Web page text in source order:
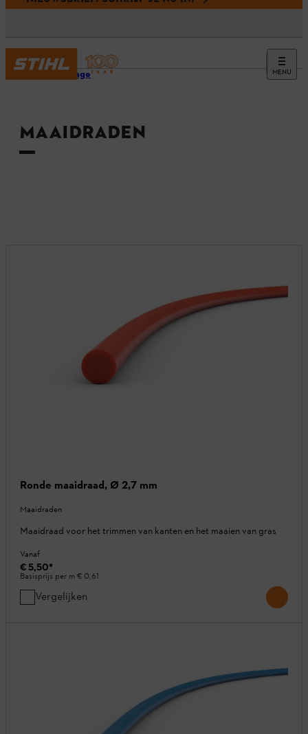
MENU
Homepage
MAAIDRADEN
Ronde maaidraad, Ø 2,7 mm
Maaidraden
Maaidraad voor het trimmen van kanten en het maaien van gras
Vanaf
€ 5,50*
Basisprijs per m € 0,61
Vergelijken